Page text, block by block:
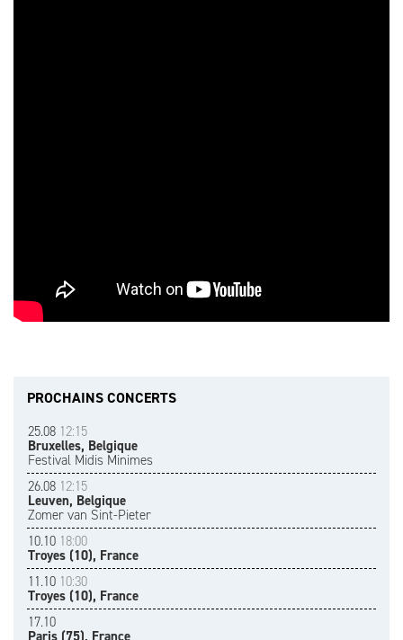
PROCHAINS CONCERTS
25.08 12:15
Bruxelles, Belgique
Festival Midis Minimes
26.08 12:15
Leuven, Belgique
Zomer van Sint-Pieter
10.10 18:00
Troyes (10), France
11.10 10:30
Troyes (10), France
17.10
Paris (75), France